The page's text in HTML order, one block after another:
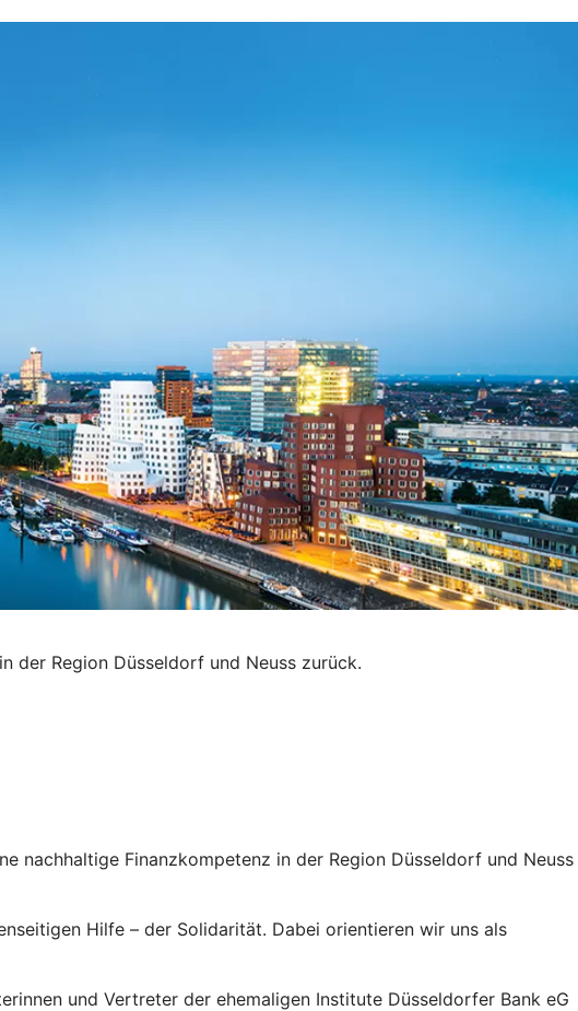
der Region Düsseldorf und Neuss zurück.
nachhaltige Finanzkompetenz in der Region Düsseldorf und Neuss
Hilfe – der Solidarität. Dabei orientieren wir uns als
und Vertreter der ehemaligen Institute Düsseldorfer Bank eG